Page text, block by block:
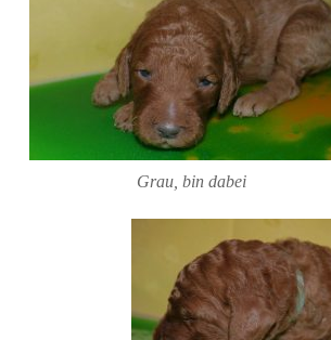
Grau, bin dabei